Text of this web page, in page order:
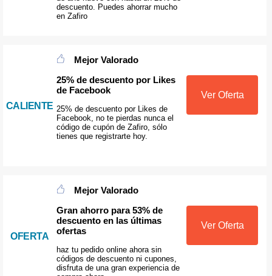
descuento. Puedes ahorrar mucho
en Zafiro
CALIENTE
Mejor Valorado
25% de descuento por Likes
de Facebook
25% de descuento por Likes de
Facebook, no te pierdas nunca el
código de cupón de Zafiro, sólo
tienes que registrarte hoy.
Ver Oferta
OFERTA
Mejor Valorado
Gran ahorro para 53% de
descuento en las últimas
ofertas
haz tu pedido online ahora sin
códigos de descuento ni cupones,
disfruta de una gran experiencia de
Ver Oferta